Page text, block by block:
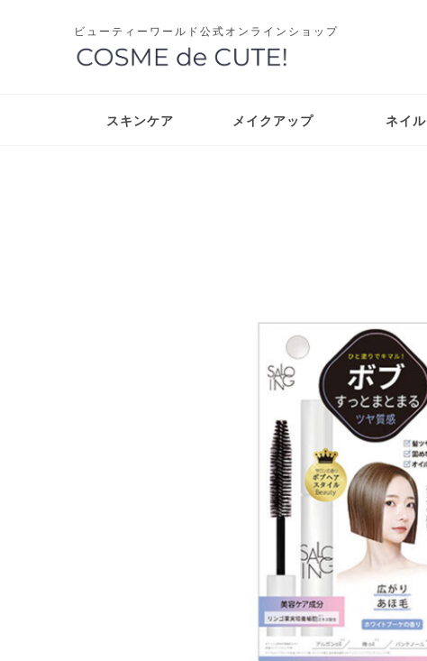
ビューティーワールド公式オンラインショップ
スキンケア メイクアップ ネイル